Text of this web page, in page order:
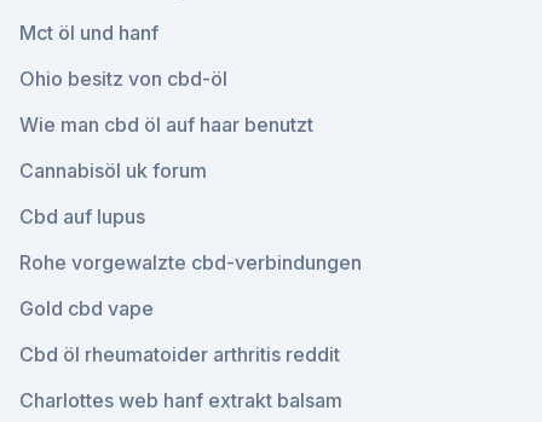
Mct öl und hanf
Ohio besitz von cbd-öl
Wie man cbd öl auf haar benutzt
Cannabisöl uk forum
Cbd auf lupus
Rohe vorgewalzte cbd-verbindungen
Gold cbd vape
Cbd öl rheumatoider arthritis reddit
Charlottes web hanf extrakt balsam